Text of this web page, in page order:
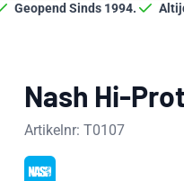
Geopend Sinds 1994.
Nash Hi-
Artikelnr: T0107